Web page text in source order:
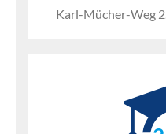
Karl-Mücher-Weg